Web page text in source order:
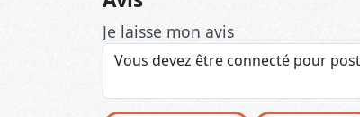
JE ME CONNECTE
JE M'INSCRIS
Il n'y a pas encore de commentaires.